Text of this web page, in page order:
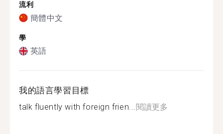
流利
簡體中文
學
英語
我的語言學習目標
talk fluently with foreign frien...閱讀更多